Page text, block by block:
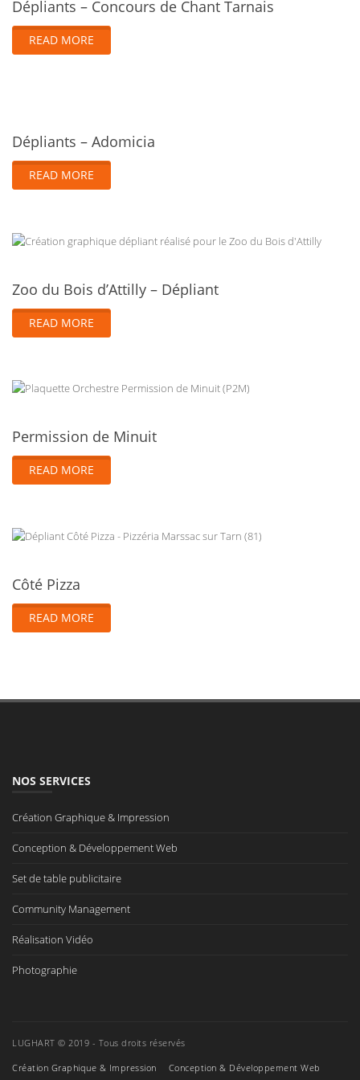
Dépliants – Concours de Chant Tarnais
READ MORE
Dépliants – Adomicia
READ MORE
Zoo du Bois d’Attilly – Dépliant
READ MORE
Permission de Minuit
READ MORE
Côté Pizza
READ MORE
NOS SERVICES
Création Graphique & Impression
Conception & Développement Web
Set de table publicitaire
Community Management
Réalisation Vidéo
Photographie
LUGHART © 2019 - Tous droits réservés
Création Graphique & Impression
Conception & Développement Web